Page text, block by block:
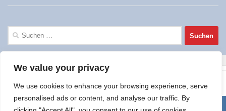
We value your privacy
We use cookies to enhance your browsing experience, serve
personalised ads or content, and analyse our traffic. By
Suchen
nach: